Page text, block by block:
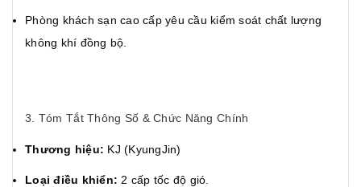
Phòng khách sạn cao cấp yêu cầu kiểm soát chất lượng
không khí đồng bộ.
3. Tóm Tắt Thông Số & Chức Năng Chính
Thương hiệu: KJ (KyungJin)
Loại điều khiển: 2 cấp tốc độ gió.